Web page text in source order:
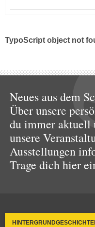
TypoScript object not
Neues aus dem
Über unsere
du immer aktuell
unsere
Ausstellungen
Trage dich hier